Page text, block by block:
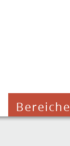
Bereiche